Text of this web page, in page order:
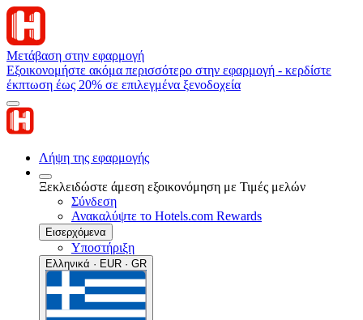
Μετάβαση στην εφαρμογή
Εξοικονομήστε ακόμα περισσότερο στην εφαρμογή - κερδίστε
έκπτωση έως 20% σε επιλεγμένα ξενοδοχεία
Λήψη της εφαρμογής
Ξεκλειδώστε άμεση εξοικονόμηση με Τιμές μελών
Σύνδεση
Ανακαλύψτε το Hotels.com Rewards
Εισερχόμενα
Υποστήριξη
Ελληνικά · EUR · GR